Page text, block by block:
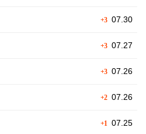
+307.30
+307.27
+307.26
+207.26
+1 07.25